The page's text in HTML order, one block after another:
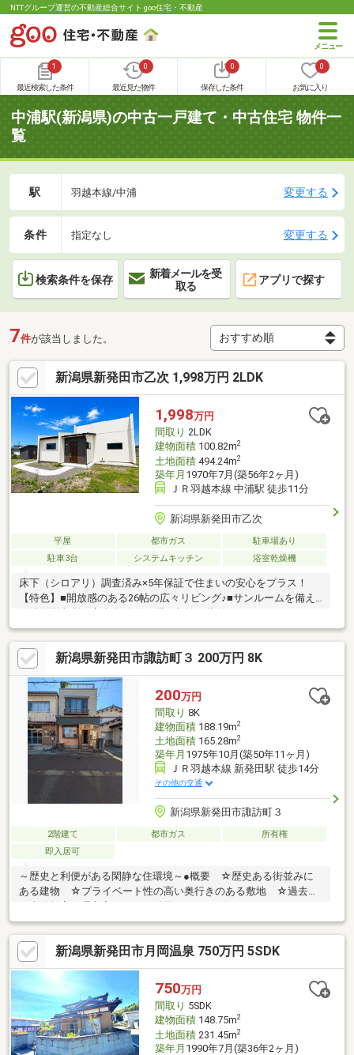
NTTグループ運営の不動産総合サイト goo住宅・不動産
1
最近検索した条件
0
最近見た物件
0
保存した条件
0
お気に入り
中浦駅(新潟県)の中古一戸建て・中古住宅 物件一
覧
駅 羽越本線/中浦 変更する
条件 指定なし 変更する
検索条件を保存
新着メールを受
取る
アプリで探す
7件が該当しました。
新潟県新発田市乙次 1,998万円 2LDK
1,998万円
間取り 2LDK
建物面積100.82m2
土地面積494.24m2
築年月 1970年7月(築56年2ヶ月)
ＪＲ羽越本線 中浦駅 徒歩11分
新潟県新発田市乙次
平屋 都市ガス
駐車場あり
駐車3台
システムキッチン 浴室乾燥機
床下（シロアリ）調査済み×5年保証で住まいの安心をプラス！
【特色】■開放感のある26帖の広々リビング♪■サンルームを備え
もきれいなキッチンに♪■駐車5台以上可能！来客も困りません
♪【リフォーム内容】 ●外壁、破風板カバーリング・屋根、軒天井
塗装・雨樋交換●床張替・壁、天井ボード張り＋クロス●サッシ、
玄関ドア、建具、水廻り全交換 等当社ホームページでは
SUUMOには載っていない物件資料を確認することができます♪住
宅に関することなら、ハーバーエステートになんでもご相談くだ
さい。
新潟県新発田市諏訪町３ 200万円 8K
200万円
間取り 8K
建物面積188.19m2
土地面積165.28m2
築年月 1975年10月(築50年11ヶ月)
ＪＲ羽越本線 新発田駅 徒歩14分
その他の交通
新潟県新発田市諏訪町３
2階建て 都市ガス
所有権
即入居可
～歴史と利便がある閑静な住環境～●概要 ☆歴史ある街並みに
ある建物 ☆プライベート性の高い奥行きのある敷地 ☆過去に
ションまたは作業場としての利用がオススメ●交通 ☆新発田
駅 徒歩8分 ☆駅前通（バス停） 徒歩8分●周辺環境 ☆イオ
ン新発田店 車7分 ☆かんだストアー 車4分 ☆新潟県立新発
田病院 車3分●備考※現況渡し
新潟県新発田市月岡温泉 750万円 5SDK
750万円
間取り 5SDK
建物面積148.75m2
土地面積231.45m2
築年月 1990年7月(築36年2ヶ月)